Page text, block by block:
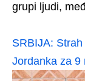
grupi ljudi,
SRBIJA:
Jordanka za 9